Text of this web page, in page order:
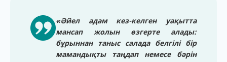
«Әйел адам кез-келген уақытта
мансап жолын өзгерте алады:
бұрыннан таныс салада белгілі бір
мамандықты таңдап немесе бәрін